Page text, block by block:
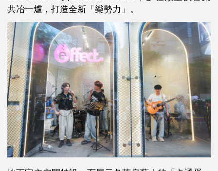
共冶一爐，打造全新「樂勢力」。